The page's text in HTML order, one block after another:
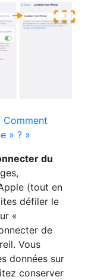
Comment
» ? »
du
(tout en
défiler le
«
de
Vous
données sur
conserver